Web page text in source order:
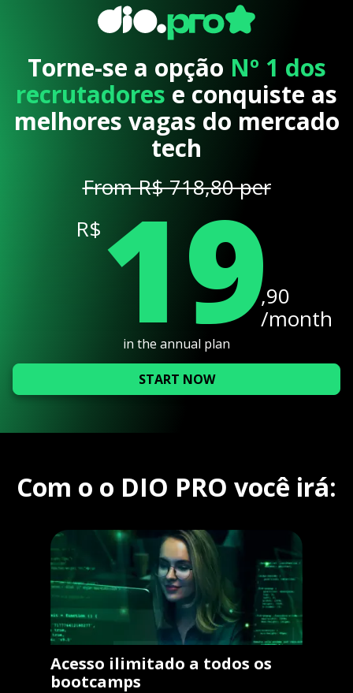
Torne-se a opção Nº 1 dos
recrutadores e conquiste as
melhores vagas do mercado
tech
From R$ 718,80 per
R$ 19,90
/month
in the annual plan
START NOW
Com o o DIO PRO você irá:
Acesso ilimitado a todos os
bootcamps